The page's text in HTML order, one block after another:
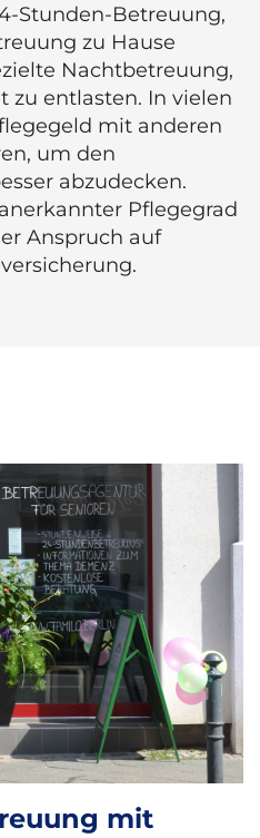
Stunden-Betreuung,
zu Hause
Nachtbetreuung,
zu entlasten. In vielen
mit anderen
um den
abzudecken.
Pflegegrad
Anspruch auf
mit